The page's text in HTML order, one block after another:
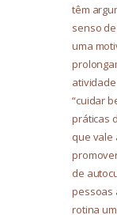
têm
senso
uma
“cuidar
práticas
que vale
de
pessoas
rotina